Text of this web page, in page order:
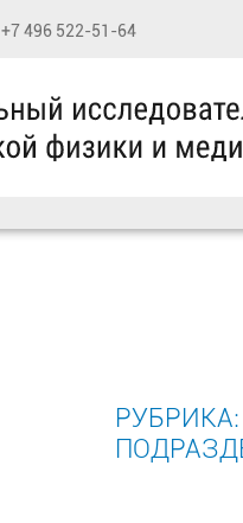
+7 496 522-51-64